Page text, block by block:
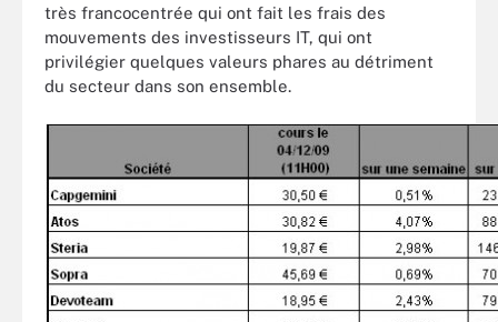
très francocentrée qui ont fait les frais des
mouvements des investisseurs IT, qui ont
privilégier quelques valeurs phares au détriment
du secteur dans son ensemble.